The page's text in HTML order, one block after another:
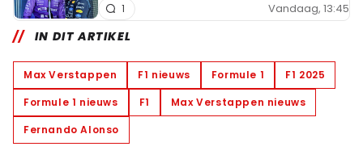
Vandaag, 13:45
1
IN DIT ARTIKEL
Max Verstappen F1 nieuws Formule 1
F1 2025
Formule 1 nieuws
F1
Max Verstappen nieuws
Fernando Alonso